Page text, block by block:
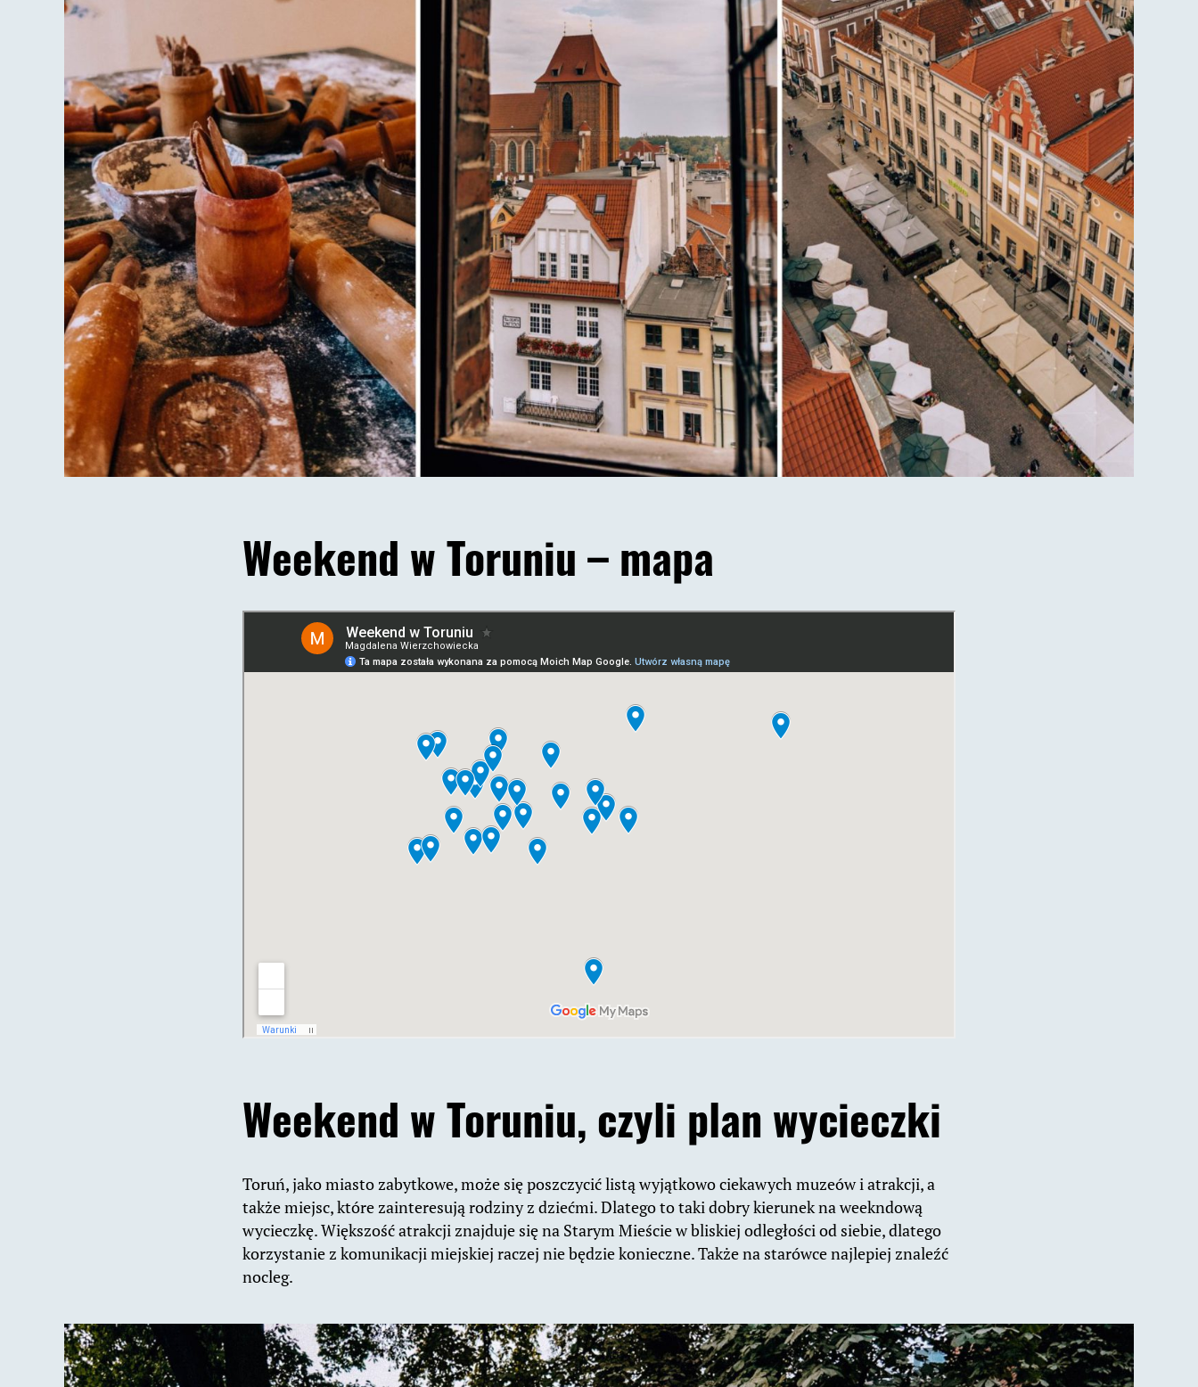
Weekend w Toruniu – mapa
Weekend w Toruniu, czyli plan wycieczki
Toruń, jako miasto zabytkowe, może się poszczycić listą wyjątkowo ciekawych muzeów i atrakcji, a
także miejsc, które zainteresują rodziny z dziećmi. Dlatego to taki dobry kierunek na weekndową
wycieczkę. Większość atrakcji znajduje się na Starym Mieście w bliskiej odległości od siebie, dlatego
korzystanie z komunikacji miejskiej raczej nie będzie konieczne. Także na starówce najlepiej znaleźć
nocleg.